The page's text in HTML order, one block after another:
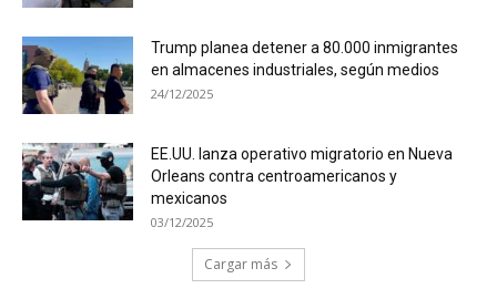
Trump planea detener a 80.000 inmigrantes
en almacenes industriales, según medios
24/12/2025
EE.UU. lanza operativo migratorio en Nueva
Orleans contra centroamericanos y
mexicanos
03/12/2025
Cargar más